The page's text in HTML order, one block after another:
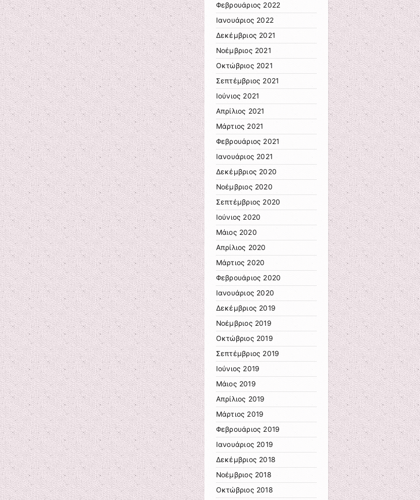
Φεβρουάριος 2022
Ιανουάριος 2022
Δεκέμβριος 2021
Νοέμβριος 2021
Οκτώβριος 2021
Σεπτέμβριος 2021
Ιούνιος 2021
Απρίλιος 2021
Μάρτιος 2021
Φεβρουάριος 2021
Ιανουάριος 2021
Δεκέμβριος 2020
Νοέμβριος 2020
Σεπτέμβριος 2020
Ιούνιος 2020
Μάιος 2020
Απρίλιος 2020
Μάρτιος 2020
Φεβρουάριος 2020
Ιανουάριος 2020
Δεκέμβριος 2019
Νοέμβριος 2019
Οκτώβριος 2019
Σεπτέμβριος 2019
Ιούνιος 2019
Μάιος 2019
Απρίλιος 2019
Μάρτιος 2019
Φεβρουάριος 2019
Ιανουάριος 2019
Δεκέμβριος 2018
Νοέμβριος 2018
Οκτώβριος 2018